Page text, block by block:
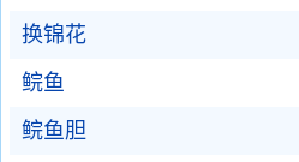
换锦花
鲩鱼
鲩鱼胆